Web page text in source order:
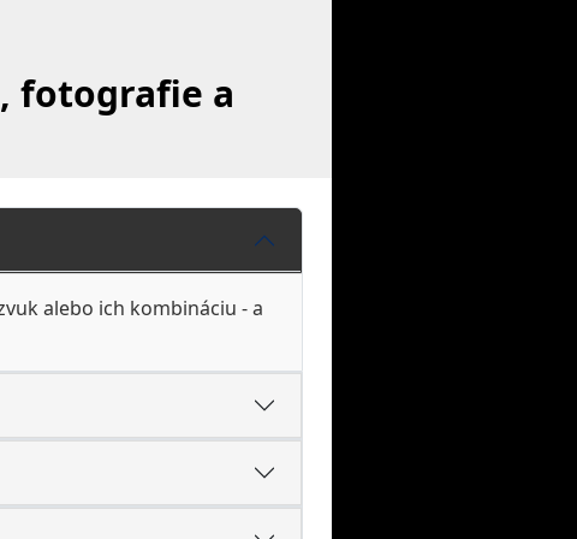
fotografie a
alebo ich kombináciu - a